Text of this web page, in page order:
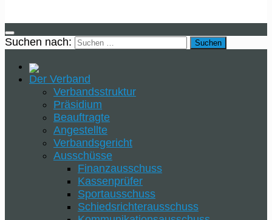
Suchen nach:
Der Verband
Verbandsstruktur
Präsidium
Beauftragte
Angestellte
Verbandsgericht
Ausschüsse
Finanzausschuss
Kassenprüfer
Sportausschuss
Schiedsrichterausschuss